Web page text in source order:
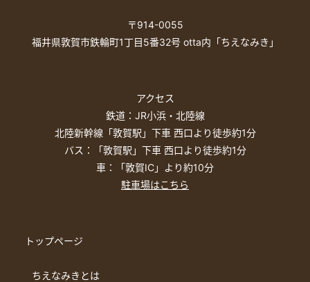
〒914-0055
福井県敦賀市鉄輪町1丁目5番32号 otta内「ちえなみき」
アクセス
鉄道：JR小浜・北陸線
北陸新幹線「敦賀駅」下車 西口より徒歩約1分
バス：「敦賀駅」下車 西口より徒歩約1分
車：「敦賀IC」より約10分
駐車場はこちら
トップページ
ちえなみきとは